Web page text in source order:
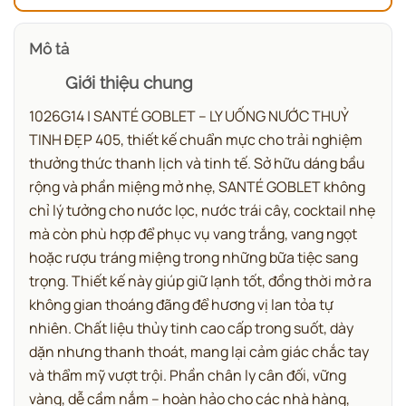
Mô tả
Giới thiệu chung
1026G14 | SANTÉ GOBLET – LY UỐNG NƯỚC THUỶ
TINH ĐẸP 405, thiết kế chuẩn mực cho trải nghiệm
thưởng thức thanh lịch và tinh tế.Sở hữu dáng bầu
rộng và phần miệng mở nhẹ, SANTÉ GOBLET không
chỉ lý tưởng cho nước lọc, nước trái cây, cocktail nhẹ
mà còn phù hợp để phục vụ vang trắng, vang ngọt
hoặc rượu tráng miệng trong những bữa tiệc sang
trọng. Thiết kế này giúp giữ lạnh tốt, đồng thời mở ra
không gian thoáng đãng để hương vị lan tỏa tự
nhiên.Chất liệu thủy tinh cao cấp trong suốt, dày
dặn nhưng thanh thoát, mang lại cảm giác chắc tay
và thẩm mỹ vượt trội. Phần chân ly cân đối, vững
vàng, dễ cầm nắm – hoàn hảo cho các nhà hàng,